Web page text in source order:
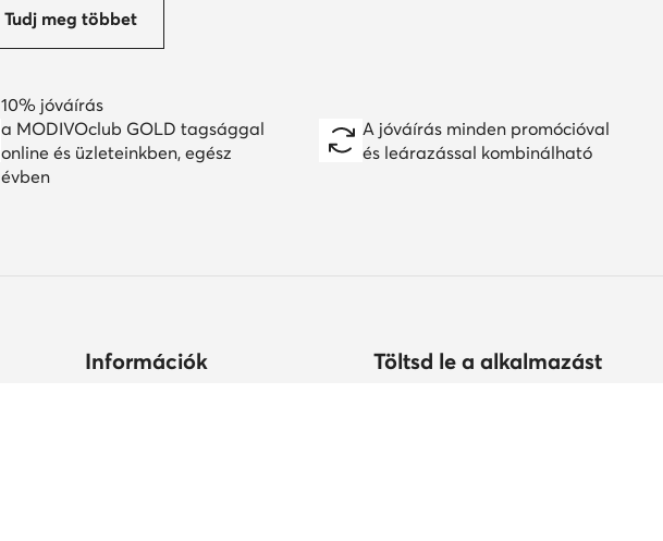
Tudj meg többet
10% jóváírás
a MODIVOclub GOLD tagsággal
online és üzleteinkben, egész
évben
A jóváírás minden promócióval
és leárazással kombinálható
Információk Töltsd le a alkalmazást